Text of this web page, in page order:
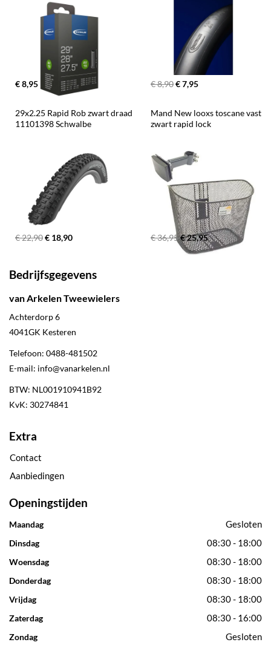
€ 8,95 € 8,90€ 7,95
29x2.25 Rapid Rob zwart draad
11101398 Schwalbe
€ 22,90€ 18,90
Mand New looxs toscane vast
zwart rapid lock
€ 36,95€ 25,95
Bedrijfsgegevens
van Arkelen Tweewielers
Achterdorp 6
4041GK Kesteren
Telefoon: 0488-481502
E-mail: info@vanarkelen.nl
BTW: NL001910941B92
KvK: 30274841
Extra
Contact
Aanbiedingen
Openingstijden
Maandag Gesloten
Dinsdag 08:30 - 18:00
Woensdag 08:30 - 18:00
Donderdag 08:30 - 18:00
Vrijdag 08:30 - 18:00
Zaterdag 08:30 - 16:00
Zondag Gesloten